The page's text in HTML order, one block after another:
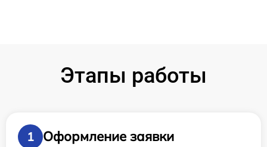
Этапы работы
1
Оформление заявки